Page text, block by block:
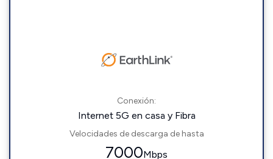
Conexión:
Internet 5G en casa y Fibra
Velocidades de descarga de hasta
7000Mbps